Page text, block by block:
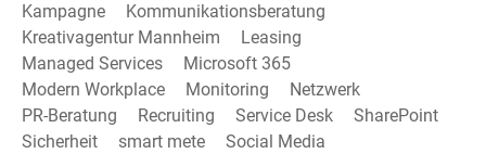
Kampagne
Kommunikationsberatung
Kreativagentur Mannheim
Leasing
Managed Services
Microsoft 365
Modern Workplace
Monitoring
Netzwerk
PR-Beratung
Recruiting Service Desk
SharePoint
Sicherheit
smart mete
Social Media